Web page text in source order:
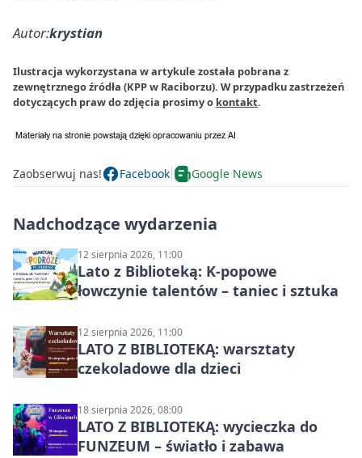
Autor:krystian
Ilustracja wykorzystana w artykule została pobrana z
zewnętrznego źródła (KPP w Raciborzu). W przypadku zastrzeżeń
dotyczących praw do zdjęcia prosimy o kontakt.
Zaobserwuj nas! Facebook Google News
Nadchodzące wydarzenia
12 sierpnia 2026, 11:00
Lato z Biblioteką: K-popowe
łowczynie talentów – taniec i sztuka
12 sierpnia 2026, 11:00
LATO Z BIBLIOTEKĄ: warsztaty
czekoladowe dla dzieci
18 sierpnia 2026, 08:00
LATO Z BIBLIOTEKĄ: wycieczka do
FUNZEUM – światło i zabawa